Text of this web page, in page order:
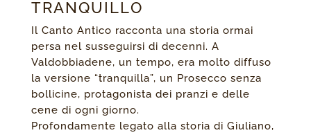
TRANQUILLO
Il Canto Antico racconta una storia ormai
persa nel susseguirsi di decenni. A
Valdobbiadene, un tempo, era molto diffuso
la versione “tranquilla”, un Prosecco senza
bollicine, protagonista dei pranzi e delle
cene di ogni giorno.
Profondamente legato alla storia di Giuliano,